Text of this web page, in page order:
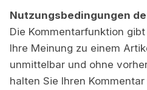
Nutzungsbedingungen
Die Kommentarfunktion
Ihre Meinung zu einem
unmittelbar und ohne
halten Sie Ihren